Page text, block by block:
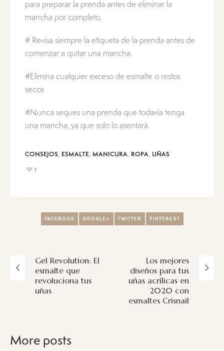
para preparar la prenda antes de eliminar la
mancha por completo.
# Revisa siempre la etiqueta de la prenda antes de
comenzar a quitar una mancha.
#Elimina cualquier exceso de esmalte o restos
secos
#Nunca seques una prenda que todavía tenga
una mancha, ya que solo lo asentará.
CONSEJOS, ESMALTE, MANICURA, ROPA, UÑAS
1
FACEBOOK GOOGLE+ TWITTER PINTEREST
Gel Revolution: El
esmalte que
revoluciona tus
uñas
Los mejores
diseños para tus
uñas acrílicas en
2020 con
esmaltes Crisnail
More posts